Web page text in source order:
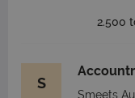
2.500
S
Smeets